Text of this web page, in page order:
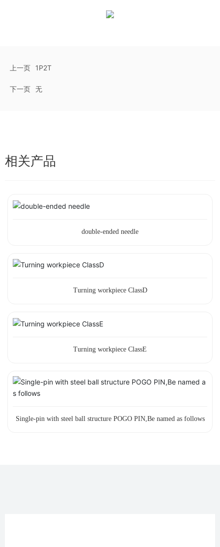
上一页 1P2T
下一页 无
相关产品
double-ended needle
Turning workpiece ClassD
Turning workpiece ClassE
Single-pin with steel ball structure POGO PIN,Be named as follows